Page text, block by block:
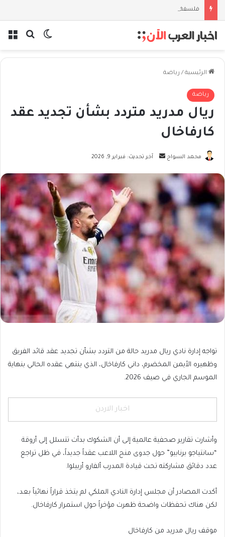
فلسفة الخيط والموج: نصف قرن في مدرسة البحر مع غسان المزيدي
بحثالوضع
الرئيسية / رياضة
رياضة
ريال مدريد متردد بشأن تجديد عقد
كارفاخال
محمد السواح
أرسل
إلكترونيا
آخر تحديث: فبراير 9, 2026
تواجه إدارة نادي ريال مدريد حالة من التردد بشأن تجديد عقد قائد الفريق
وظهيره الأيمن المخضرم، داني كارفاخال، الذي ينتهي عقده الحالي بنهاية
الموسم الجاري في صيف 2026.
اخبار الاردن
وأشارت تقارير صحفية عالمية إلى أن الشكوك بدأت تتسلل إلى أروقة
“سانتياجو برنابيو” حول جدوى منح اللاعب عقداً جديداً، في ظل تراجع
عدد دقائق مشاركته تحت قيادة المدرب ألفارو أربيلوا.
أكدت المصادر أن مجلس إدارة النادي الملكي لم يتخذ قراراً نهائياً بعد،
لكن هناك تحفظات واضحة ظهرت مؤخراً حول استمرار كارفاخال.
موقف ريال مدريد من كارفاخال